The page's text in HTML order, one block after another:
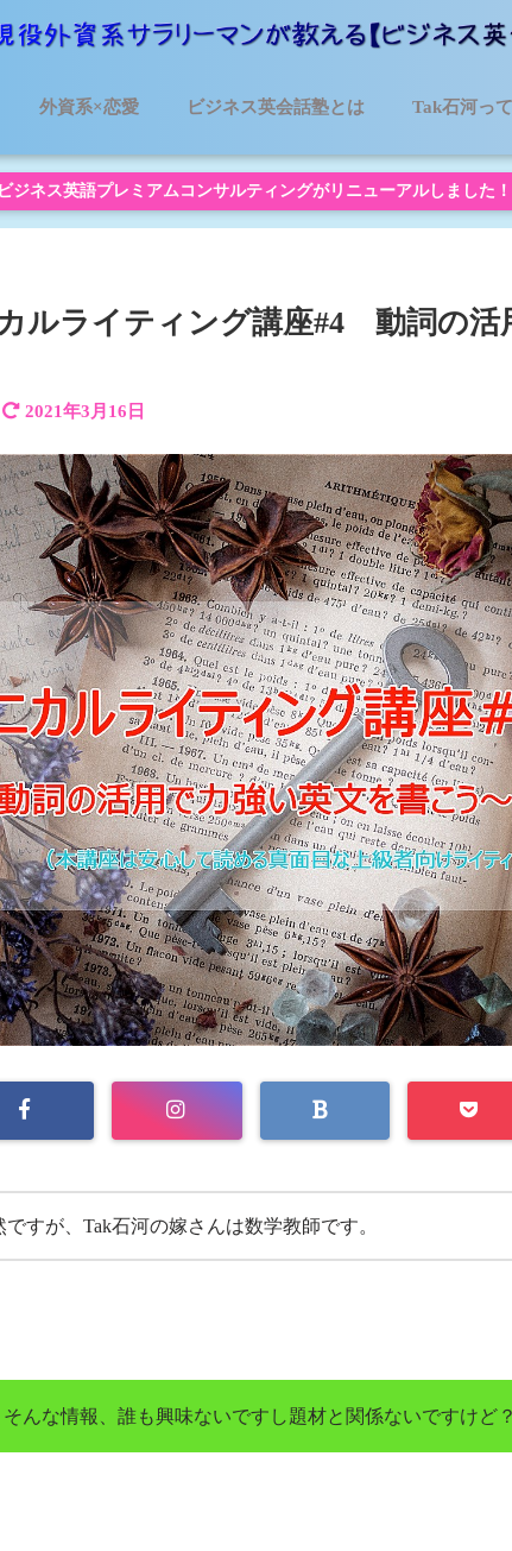
外資系×恋愛 ビジネス英会話塾とは Tak石河っ
ジネス英語プレミアムコンサルティングがリニューアルしました！
カルライティング講座#4 動詞の活
2021年3月16日
ですが、Tak石河の嫁さんは数学教師です。
んな情報、誰も興味ないですし題材と関係ないですけど